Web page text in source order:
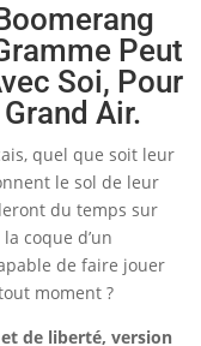
Peut
Soi, Pour
Air.
quel que soit leur
le sol de leur
du temps sur
coque d’un
de faire jouer
moment ?
de liberté, version